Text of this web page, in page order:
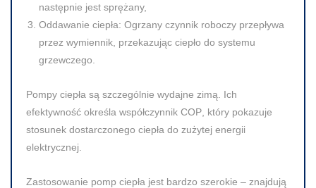
następnie jest sprężany,
Oddawanie ciepła: Ogrzany czynnik roboczy przepływa
przez wymiennik, przekazując ciepło do systemu
grzewczego.
Pompy ciepła są szczególnie wydajne zimą. Ich
efektywność określa współczynnik COP , który pokazuje
stosunek dostarczonego ciepła do zużytej energii
elektrycznej.
Zastosowanie pomp ciepła jest bardzo szerokie – znajdują